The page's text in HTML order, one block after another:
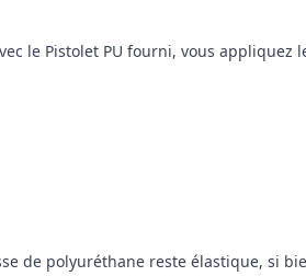
le Pistolet PU fourni, vous appliquez
de polyuréthane reste élastique, si